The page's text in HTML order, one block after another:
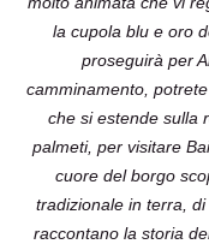
la cupola blu e oro
proseguirà per
camminamento,
che si estende sulla
palmeti, per visitare
cuore del borgo
tradizionale in terra,
raccontano la storia